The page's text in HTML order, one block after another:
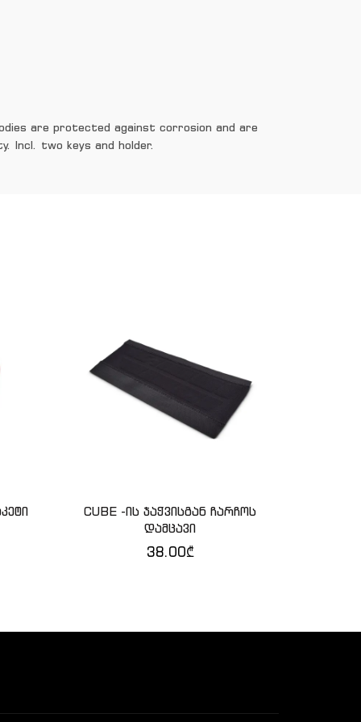
are protected against corrosion and are
Incl. two keys and holder.
ᲙᲐᲚᲐᲗᲐᲨᲘ ᲓᲐᲛᲐᲢᲔᲑᲐ
CUBE -ის ჯაჭვისგან ჩარჩოს
დამცავი
38.00₾